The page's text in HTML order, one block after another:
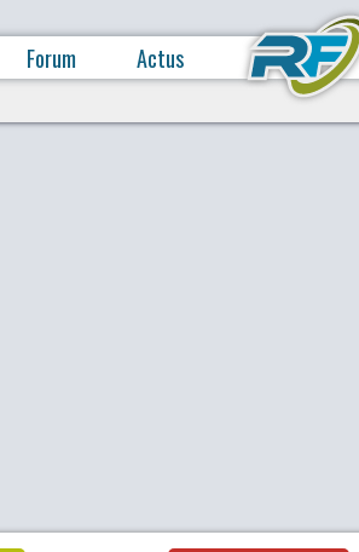
Forum Actus